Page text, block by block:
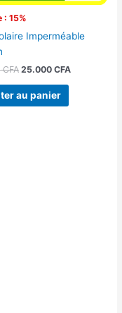
: 15%
Imperméable
CFA 25.000 CFA
au panier